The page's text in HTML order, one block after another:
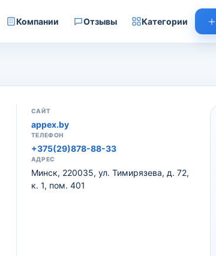
Компании Отзывы Категории
САЙТ
appex.by
ТЕЛЕФОН
+375(29)878-88-33
АДРЕС
Минск, 220035, ул. Тимирязева, д. 72,
к. 1, пом. 401